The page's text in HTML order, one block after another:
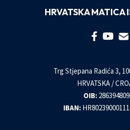
HRVATSKA MATICA
Trg Stjepana Radića 3,
HRVATSKA /
OIB:
IBAN: